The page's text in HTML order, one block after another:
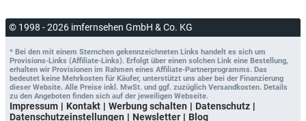
© 1998 - 2026 imfernsehen GmbH & Co. KG
* Bei den mit einem Sternchen gekennzeichneten Links handelt es sich um
Provisions-Links (Affiliate-Links). Erfolgt über einen solchen Link eine Bestellung,
erhalten wir Provisionen im Rahmen eines Affiliate-Partnerprogramms. Das
bedeutet keine Mehrkosten für Käufer, unterstützt uns aber bei der Finanzierung
dieser Website. Alle Preise inkl. MwSt. und ggf. zuzüglich Versandkosten. Details
zu den Angeboten finden sich auf der jeweiligen Webseite.
Impressum Kontakt Werbung schalten
Datenschutz
Datenschutzeinstellungen
Newsletter Blog